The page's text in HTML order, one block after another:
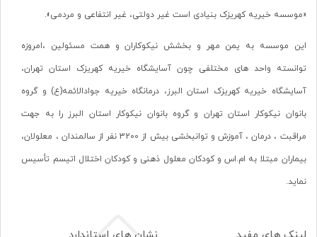
«موسسه خیریه کهریزک بنیادی است غیر دولتی، غیر انتفاعی و مردمی».
این موسسه به یمن مهر و بخشش نیکوکاران و همت مسئولین ،امروزه
توانسته واحد های مختلفی چون آسایشگاه خیریه کهریزک استان تهران،
آسایشگاه خیریه کهریزک استان البرز، درمانگاه خیریه جوادالائمه(ع) و گروه
بانوان نیکوکار استان تهران و گروه بانوان نیکوکار استان البرز را به جهت
مراقبت ، درمان ، آموزش و توانبخشی بیش از 3200 نفر از سالمندان ، معلولان،
بیماران مبتلا به ام.اس و کودکان معلول ذهنی و کودکان اختلال اتیسم تأسیس
نماید.